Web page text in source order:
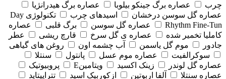
چرب
عصاره برگ جینکو بیلوبا
عصاره برگ هیدرانژیا
عصاره گل سوسن درخشان
اسیدهای چرب
تکنولوژی Day
Rhythm Fine‑Tun
عصاره گل سوسن برگ قلبی
عصاره
کاملیا تخمیر شده
عصاره ی گل سرخ قارچ ریشی
عطر
جادور
موم گل یاسمن آب چشمه اون
روغن های گیاهی
سوکرالفیت
عصاره موم عسل پانتول
سنتلا
عصاره گل لوندر
زینک اکسید ویتامینE
پروبیوتیک
عصاره سنتلا
آلفا اربوتین ازکوربیک اسید تتراپپتاید